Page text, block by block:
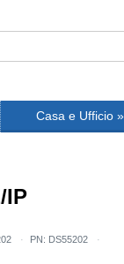
Casa e Ufficio »
IP
PN: DS55202